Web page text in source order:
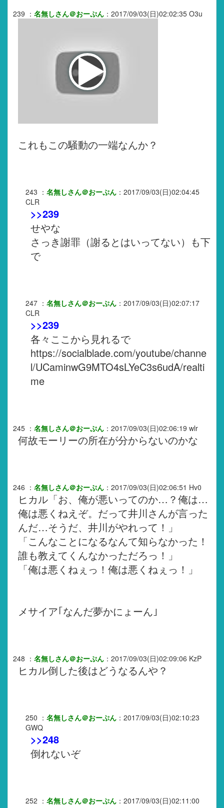
239 ： 名無しさん＠おーぷん ： 2017/09/03(日)02:02:35 O3u
これもこの騒動の一端なんか？
243 ： 名無しさん＠おーぷん ： 2017/09/03(日)02:04:45
CLR
>>239
せやな
さっき謝罪（謝るとはいってない）も下
で
247 ： 名無しさん＠おーぷん ： 2017/09/03(日)02:07:17
CLR
>>239
各々ここから見れるで
https://socialblade.com/youtube/channe
l/UCaminwG9MTO4sLYeC3s6udA/realti
me
245 ： 名無しさん＠おーぷん ： 2017/09/03(日)02:06:19 wlr
何故モーリーの所在が分からないのかな
246 ： 名無しさん＠おーぷん ： 2017/09/03(日)02:06:51 Hv0
ヒカル「お、俺が悪いってのか…？俺は…
俺は悪くねえぞ。だって井川さんが言った
んだ…そうだ、井川がやれって！」
「こんなことになるなんて知らなかった！
誰も教えてくんなかっただろっ！」
「俺は悪くねぇっ！俺は悪くねぇっ！」
メサイア｢なんだ夢かにょーん｣
248 ： 名無しさん＠おーぷん ： 2017/09/03(日)02:09:06 KzP
ヒカル倒した後はどうなるんや？
250 ： 名無しさん＠おーぷん ： 2017/09/03(日)02:10:23
GWQ
>>248
倒れないぞ
252 ： 名無しさん＠おーぷん ： 2017/09/03(日)02:11:00